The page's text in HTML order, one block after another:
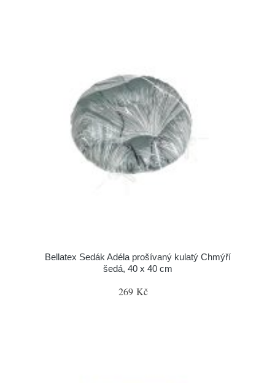
Bellatex Sedák Adéla prošívaný kulatý Chmýří
šedá, 40 x 40 cm
269 Kč